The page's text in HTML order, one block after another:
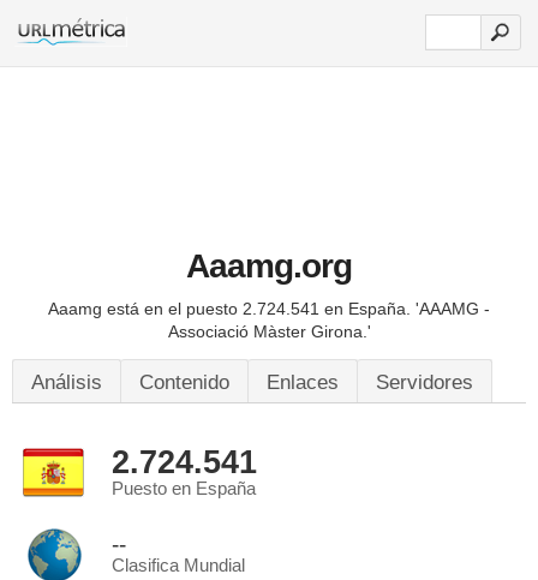
Aaamg.org
Aaamg está en el puesto 2.724.541 en España. 'AAAMG -
Associació Màster Girona.'
Análisis Contenido Enlaces Servidores
2.724.541
Puesto en España
--
Clasifica Mundial